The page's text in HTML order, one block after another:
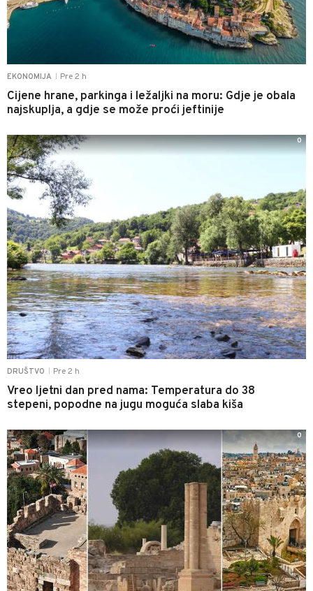
EKONOMIJA Pre 2 h
Cijene hrane, parkinga i ležaljki na moru: Gdje je obala
najskuplja, a gdje se može proći jeftinije
DRUŠTVO Pre 2 h
Vreo ljetni dan pred nama: Temperatura do 38
stepeni, popodne na jugu moguća slaba kiša
0
0